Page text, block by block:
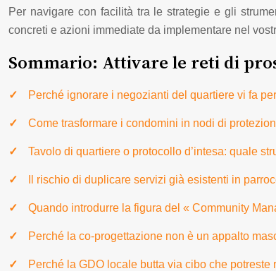
Per navigare con facilità tra le strategie e gli
concreti e azioni immediate da implementare nel
Sommario: Attivare le reti di
Perché ignorare i negozianti del quartiere vi fa
Come trasformare i condomini in nodi di
Tavolo di quartiere o protocollo d’intesa: quale
Il rischio di duplicare servizi già esistenti in
Quando introdurre la figura del « Community
Perché la co-progettazione non è un appalto
Perché la GDO locale butta via cibo che